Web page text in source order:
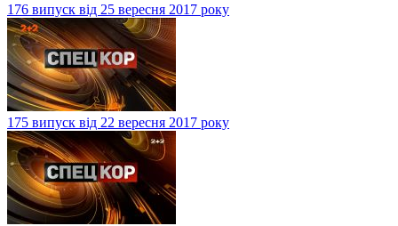
176 випуск від 25 вересня 2017 року
175 випуск від 22 вересня 2017 року